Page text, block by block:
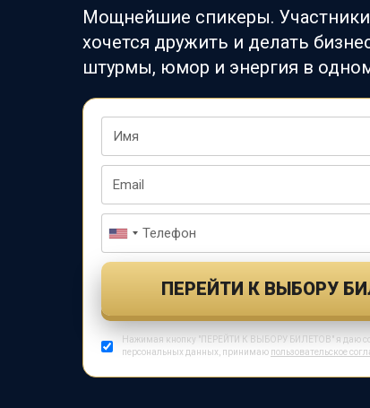
Мощнейшие спикеры.
хочется дружить и делать
штурмы, юмор и энергия в
ПЕРЕЙТИ К ВЫБОРУ
Нажимая кнопку "ПЕРЕЙТИ К ВЫБОРУ БИЛЕТОВ" я даю
персональных данных, принимаю пользовательское